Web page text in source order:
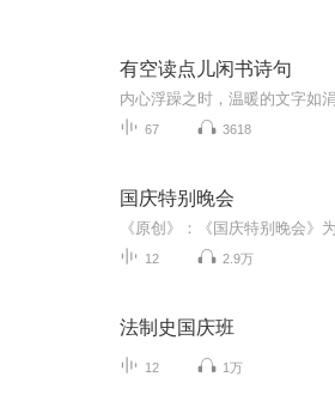
有空读点儿闲书诗句
67 3618
国庆特别晚会
12 2.9万
法制史国庆班
12 1万